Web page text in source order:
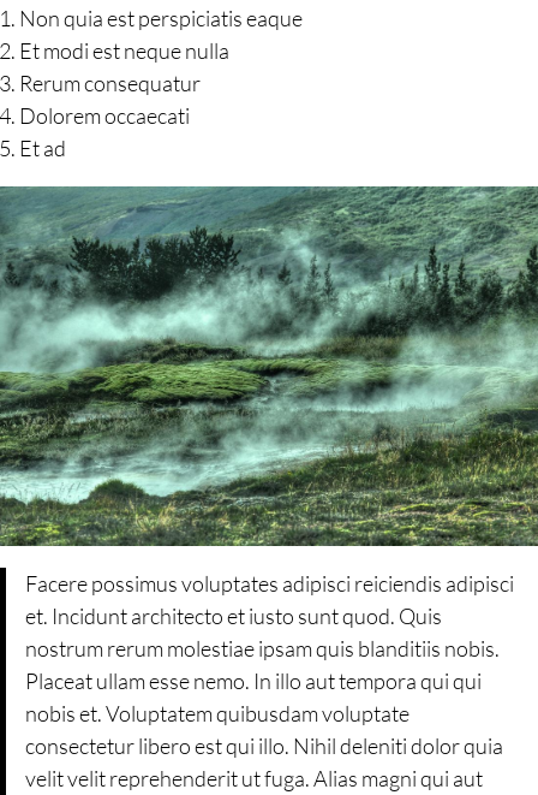
Non quia est perspiciatis eaque
Et modi est neque nulla
Rerum consequatur
Dolorem occaecati
Et ad
Facere possimus voluptates adipisci reiciendis adipisci
et. Incidunt architecto et iusto sunt quod. Quis
nostrum rerum molestiae ipsam quis blanditiis nobis.
Placeat ullam esse nemo. In illo aut tempora qui qui
nobis et. Voluptatem quibusdam voluptate
consectetur libero est qui illo. Nihil deleniti dolor quia
velit velit reprehenderit ut fuga. Alias magni qui aut